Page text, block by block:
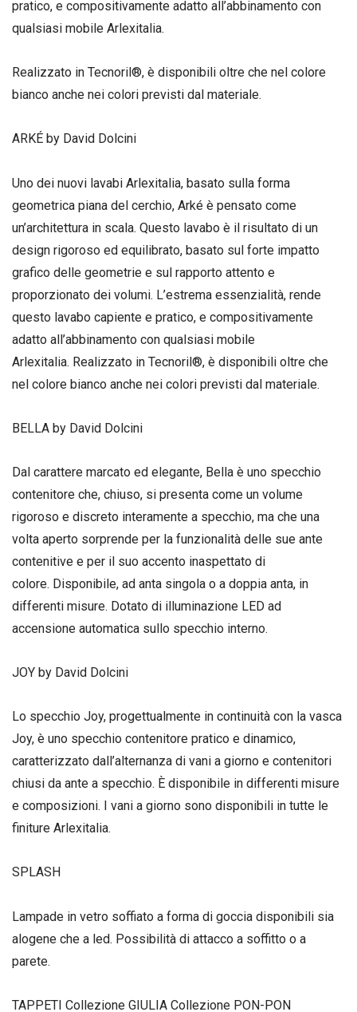
pratico, e compositivamente adatto all’abbinamento con
qualsiasi mobile Arlexitalia.
Realizzato in Tecnoril®, è disponibili oltre che nel colore
bianco anche nei colori previsti dal materiale.
ARKÉ by David Dolcini
Uno dei nuovi lavabi Arlexitalia, basato sulla forma
geometrica piana del cerchio, Arké è pensato come
un’architettura in scala. Questo lavabo è il risultato di un
design rigoroso ed equilibrato, basato sul forte impatto
grafico delle geometrie e sul rapporto attento e
proporzionato dei volumi. L’estrema essenzialità, rende
questo lavabo capiente e pratico, e compositivamente
adatto all’abbinamento con qualsiasi mobile
Arlexitalia. Realizzato in Tecnoril®, è disponibili oltre che
nel colore bianco anche nei colori previsti dal materiale.
BELLA by David Dolcini
Dal carattere marcato ed elegante, Bella è uno specchio
contenitore che, chiuso, si presenta come un volume
rigoroso e discreto interamente a specchio, ma che una
volta aperto sorprende per la funzionalità delle sue ante
contenitive e per il suo accento inaspettato di
colore. Disponibile, ad anta singola o a doppia anta, in
differenti misure. Dotato di illuminazione LED ad
accensione automatica sullo specchio interno.
JOY by David Dolcini
Lo specchio Joy, progettualmente in continuità con la vasca
Joy, è uno specchio contenitore pratico e dinamico,
caratterizzato dall’alternanza di vani a giorno e contenitori
chiusi da ante a specchio. È disponibile in differenti misure
e composizioni. I vani a giorno sono disponibili in tutte le
finiture Arlexitalia.
SPLASH
Lampade in vetro soffiato a forma di goccia disponibili sia
alogene che a led. Possibilità di attacco a soffitto o a
parete.
TAPPETI Collezione GIULIA Collezione PON-PON